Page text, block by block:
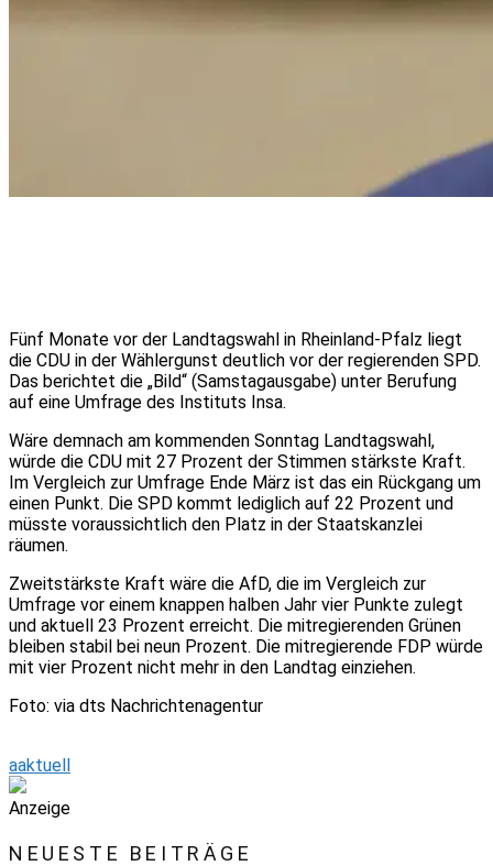
Fünf Monate vor der Landtagswahl in Rheinland-Pfalz liegt
die CDU in der Wählergunst deutlich vor der regierenden SPD.
Das berichtet die „Bild“ (Samstagausgabe) unter Berufung
auf eine Umfrage des Instituts Insa.
Wäre demnach am kommenden Sonntag Landtagswahl,
würde die CDU mit 27 Prozent der Stimmen stärkste Kraft.
Im Vergleich zur Umfrage Ende März ist das ein Rückgang um
einen Punkt. Die SPD kommt lediglich auf 22 Prozent und
müsste voraussichtlich den Platz in der Staatskanzlei
räumen.
Zweitstärkste Kraft wäre die AfD, die im Vergleich zur
Umfrage vor einem knappen halben Jahr vier Punkte zulegt
und aktuell 23 Prozent erreicht. Die mitregierenden Grünen
bleiben stabil bei neun Prozent. Die mitregierende FDP würde
mit vier Prozent nicht mehr in den Landtag einziehen.
Foto: via dts Nachrichtenagentur
aaktuell
Anzeige
NEUESTE BEITRÄGE